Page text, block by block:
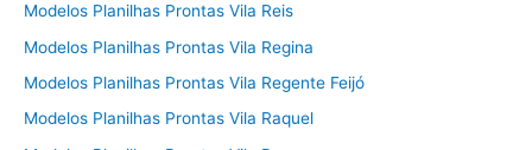
Modelos Planilhas Prontas Vila Reis
Modelos Planilhas Prontas Vila Regina
Modelos Planilhas Prontas Vila Regente Feijó
Modelos Planilhas Prontas Vila Raquel